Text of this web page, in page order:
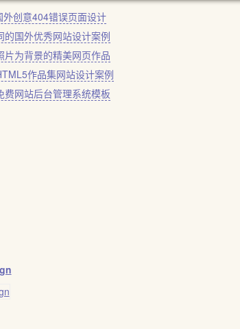
创意404错误页面设计
的国外优秀网站设计案例
片为背景的精美网页作品
作品集网站设计案例
费网站后台管理系统模板